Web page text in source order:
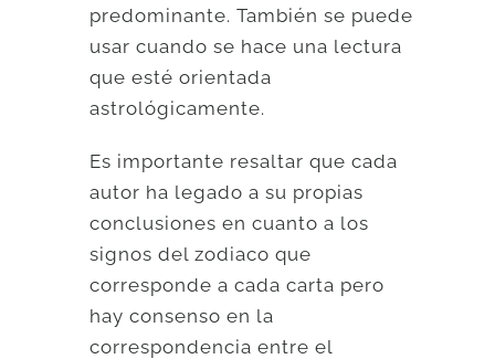
predominante. También se puede
usar cuando se hace una lectura
que esté orientada
astrológicamente.
Es importante resaltar que cada
autor ha legado a su propias
conclusiones en cuanto a los
signos del zodiaco que
corresponde a cada carta pero
hay consenso en la
correspondencia entre el